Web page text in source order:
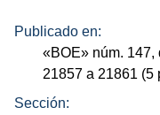
Publicado en:
«BOE» núm. 147,
21857 a 21861 (5
Sección: